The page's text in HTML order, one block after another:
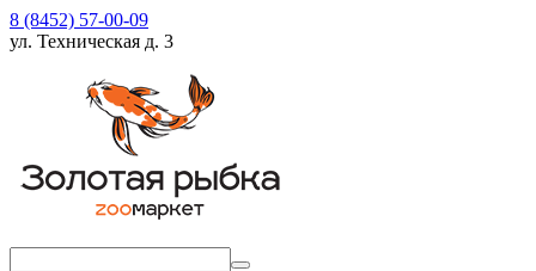
8 (8452) 57-00-09
ул. Техническая д. 3